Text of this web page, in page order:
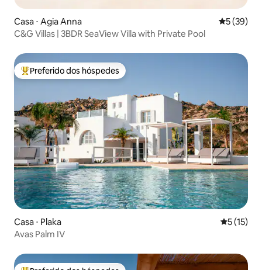
Casa ⋅ Agia Anna 5 de uma
5 (39)
C&G Villas | 3BDR SeaView Villa with Private Pool
Entre os melhores preferidos dos hóspedes
Preferido dos hóspedes
Casa ⋅ Plaka 5 de uma
5 (15)
Avas Palm IV